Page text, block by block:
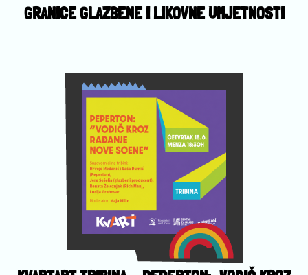
GRANICE GLAZBENE I LIKOVNE UMJETNOSTI